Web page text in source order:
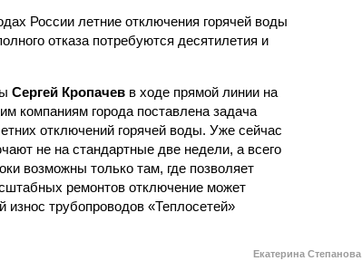
России летние отключения горячей воды
отказа потребуются десятилетия и
Сергей Кропачевв ходе прямой линии на
компаниям города поставлена задача
отключений горячей воды. Уже сейчас
не на стандартные две недели, а всего
возможны только там, где позволяет
ремонтов отключение может
трубопроводов «Теплосетей»
Екатерина Степанова